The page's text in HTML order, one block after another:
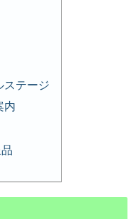
ステージ
内